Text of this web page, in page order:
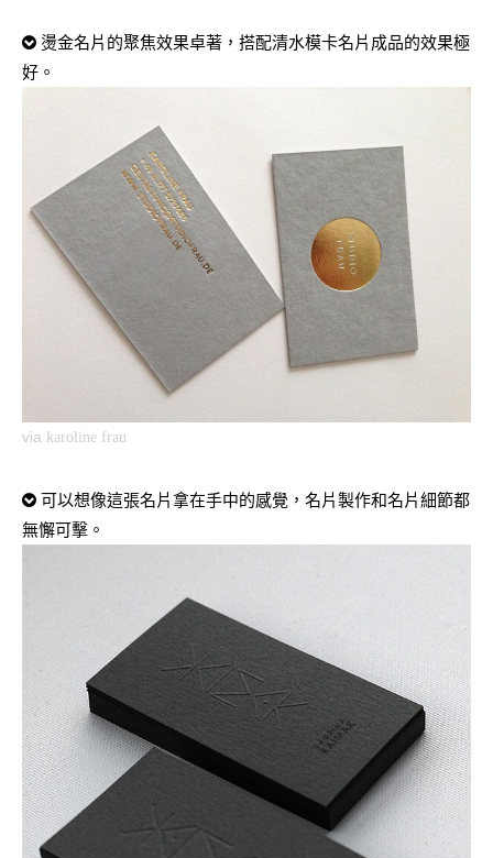
燙金名片的聚焦效果卓著，搭配清水模卡名片成品的效果極
好。
via karoline frau
可以想像這張名片拿在手中的感覺，名片製作和名片細節都
無懈可擊。